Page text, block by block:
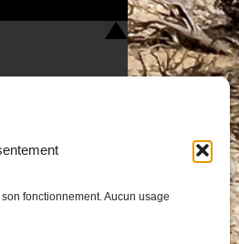
fonctionnement. Aucun usage